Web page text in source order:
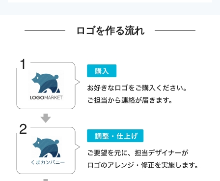
ロゴを作る流れ